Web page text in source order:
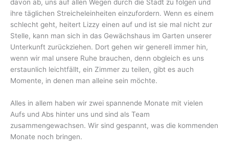
davon ab, uns auf allen Wegen durch die Stadt zu folgen und
ihre täglichen Streicheleinheiten einzufordern. Wenn es einem
schlecht geht, heitert Lizzy einen auf und ist sie mal nicht zur
Stelle, kann man sich in das Gewächshaus im Garten unserer
Unterkunft zurückziehen. Dort gehen wir generell immer hin,
wenn wir mal unsere Ruhe brauchen, denn obgleich es uns
erstaunlich leichtfällt, ein Zimmer zu teilen, gibt es auch
Momente, in denen man alleine sein möchte.
Alles in allem haben wir zwei spannende Monate mit vielen
Aufs und Abs hinter uns und sind als Team
zusammengewachsen. Wir sind gespannt, was die kommenden
Monate noch bringen.